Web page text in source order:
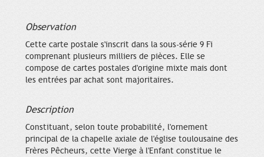
Observation
Cette carte postale s'inscrit dans la sous-série 9 Fi
comprenant plusieurs milliers de pièces. Elle se
compose de cartes postales d'origine mixte mais dont
les entrées par achat sont majoritaires.
Description
Constituant, selon toute probabilité, l'ornement
principal de la chapelle axiale de l'église toulousaine des
Frères Pêcheurs, cette Vierge à l'Enfant constitue le